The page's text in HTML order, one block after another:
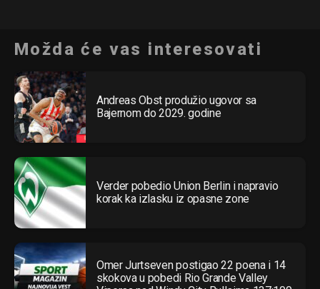
Možda će vas interesovati
Andreas Obst produžio ugovor sa
Bajernom do 2029. godine
Verder pobedio Union Berlin i napravio
korak ka izlasku iz opasne zone
Omer Jurtseven postigao 22 poena i 14
skokova u pobedi Rio Grande Valley